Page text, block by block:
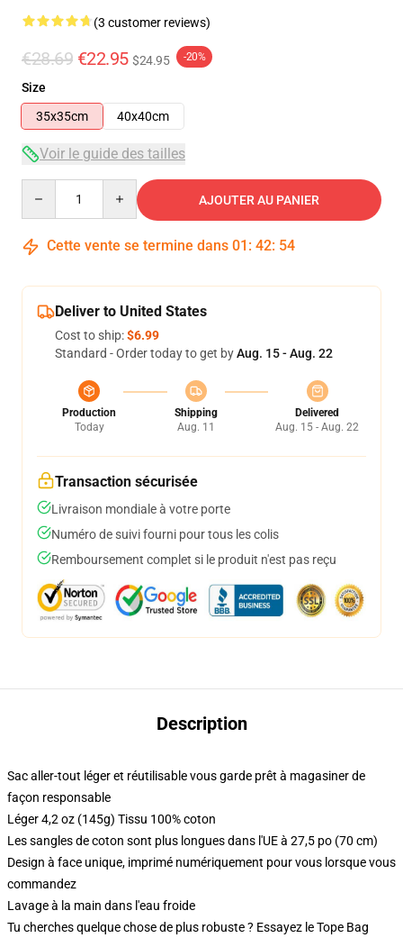
(3 customer reviews)
€28.69 €22.95 $24.95 -20%
Size
35x35cm
40x40cm
Voir le guide des tailles
AJOUTER AU PANIER
Cette vente se termine dans 01 : 42: 54
Deliver to United States
Cost to ship:$6.99
Standard - Order today to get byAug. 15 - Aug. 22
Production
Today
Shipping
Aug. 11
Delivered
Aug. 15 - Aug. 22
Transaction sécurisée
Livraison mondiale à votre porte
Numéro de suivi fourni pour tous les colis
Remboursement complet si le produit n'est pas reçu
Description
Sac aller-tout léger et réutilisable vous garde prêt à magasiner de
façon responsable
Léger 4,2 oz (145g) Tissu 100% coton
Les sangles de coton sont plus longues dans l'UE à 27,5 po (70 cm)
Design à face unique, imprimé numériquement pour vous lorsque vous
commandez
Lavage à la main dans l'eau froide
Tu cherches quelque chose de plus robuste ? Essayez le Tope Bag